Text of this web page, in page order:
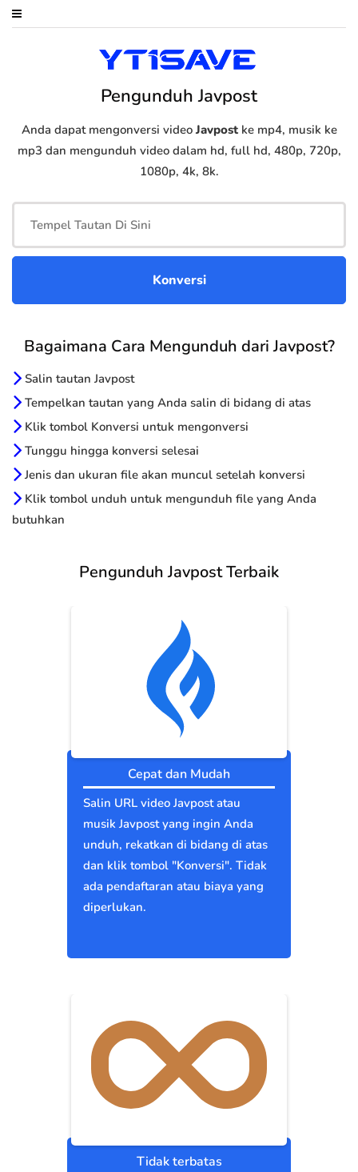
Pengunduh Javpost
Anda dapat mengonversi videoJavpostke mp4, musik ke
mp3 dan mengunduh video dalam hd, full hd, 480p, 720p,
1080p, 4k, 8k.
Bagaimana Cara Mengunduh dari Javpost?
Salin tautan Javpost
Tempelkan tautan yang Anda salin di bidang di atas
Klik tombol Konversi untuk mengonversi
Tunggu hingga konversi selesai
Jenis dan ukuran file akan muncul setelah konversi
Klik tombol unduh untuk mengunduh file yang Anda
butuhkan
Pengunduh Javpost Terbaik
Cepat dan Mudah
Salin URL video Javpost atau
musik Javpost yang ingin Anda
unduh, rekatkan di bidang di atas
dan klik tombol "Konversi". Tidak
ada pendaftaran atau biaya yang
diperlukan.
Tidak terbatas